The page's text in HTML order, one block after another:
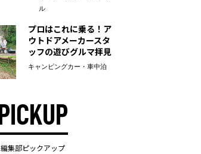
ル
プロはこれに乗る！ア
ウトドアメーカースタ
ッフの遊びグルマ拝見
キャンピングカー・車中泊
PICKUP
編集部ピックアップ